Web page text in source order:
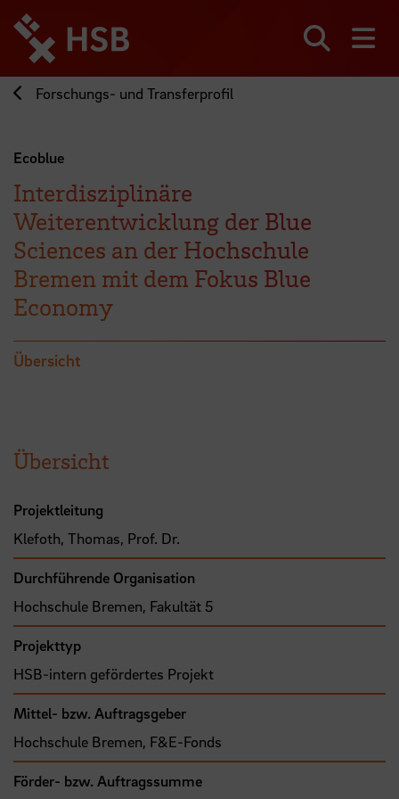
zum
Seiteninhalt
springen
Forschungs- und Transferprofil
Ecoblue
Interdisziplinäre
Weiterentwicklung der Blue
Sciences an der Hochschule
Bremen mit dem Fokus Blue
Economy
Übersicht
Übersicht
Projektleitung
Klefoth, Thomas, Prof. Dr.
Durchführende Organisation
Hochschule Bremen, Fakultät 5
Projekttyp
HSB-intern gefördertes Projekt
Mittel- bzw. Auftragsgeber
Hochschule Bremen, F&E-Fonds
Förder- bzw. Auftragssumme